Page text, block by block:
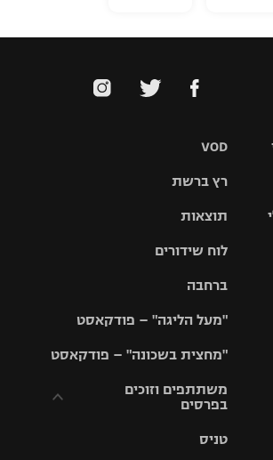
VOD
רץ ברשת
תוצאות
לוח שידורים
ברחבה
"מעל הליגה" – פודקאסט
"מחצית בשכונה" – פודקאסט
משתתפים וזוכים
בפרסים
טניס